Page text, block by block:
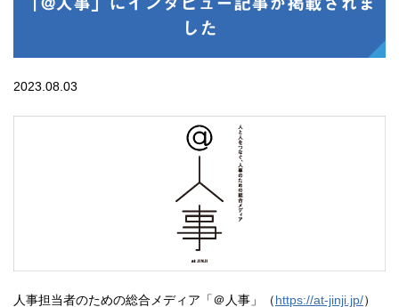
した
2023.08.03
人事担当者のための総合メディア「＠人事」（https://at-jinji.jp/）